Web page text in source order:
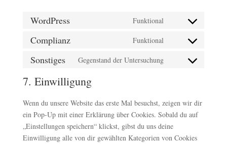
WordPress Funktional
Consent
wordpress
Complianz Funktional
Consent
Sonstiges Gegenstand der Untersuchung
Consent
sonstiges
7. Einwilligung
Wenn du unsere Website das erste Mal besuchst, zeigen wir dir
ein Pop-Up mit einer Erklärung über Cookies. Sobald du auf
„Einstellungen speichern“ klickst, gibst du uns deine
Einwilligung alle von dir gewählten Kategorien von Cookies